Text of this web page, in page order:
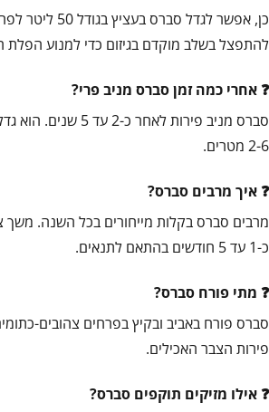
כן, אפשר לגדל
להתפצל בשלב מוקדם בגיזום כדי למנוע הפלת
אחרי כמה זמן סברס מניב פרי?
סברס מניב פירות לאחר
2-6 מטרים.
איך מרבים סברס?
מרבים סברס בקלות מייחורים בכל השנה.
כ-1 עד 5 חודשים בהתאם לתנאים.
מתי פורח סברס?
סברס פורח באביב ובקיץ בפרחים צהובים-
פירות הצבר האכילים.
אילו מזיקים תוקפים סברס?